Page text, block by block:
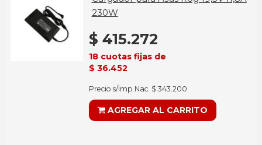
230W
$ 415.272
18 cuotas fijas de
$ 36.452
Precio s/Imp.Nac. $ 343.200
AGREGAR AL CARRITO